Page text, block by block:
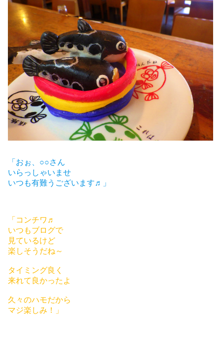
「おぉ、○○さん
いらっしゃいませ
いつも有難うございます♬」
「コンチワ♬
いつもブログで
見ているけど
楽しそうだね～
タイミング良く
来れて良かったよ
久々のハモだから
マジ楽しみ！」